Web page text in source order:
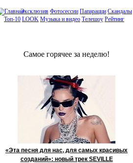
Эксклюзив Фотосессии Папарацци Скандалы
Топ-10 LOOK Музыка и видео Телешоу Рейтинг
Сaмое гoрячее за неделю!
«Эта песня для нас, для самых красивых
созданий»: новый трек SEVILLE